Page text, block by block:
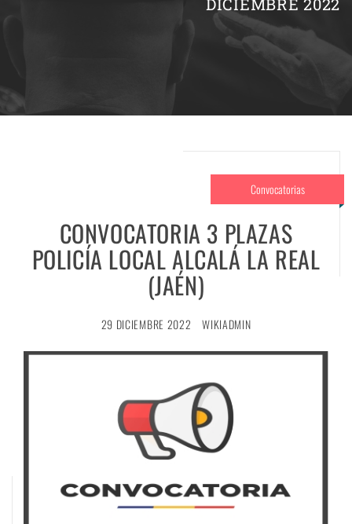
Convocatorias
CONVOCATORIA 3 PLAZAS
POLICÍA LOCAL ALCALÁ LA REAL
(JAÉN)
29 DICIEMBRE 2022 WIKIADMIN